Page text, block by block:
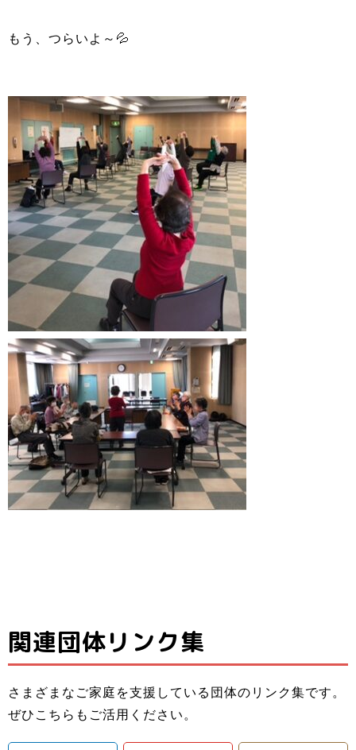
もう、つらいよ～💦
関連団体リンク集
さまざまなご家庭を支援している団体のリンク集です。
ぜひこちらもご活用ください。
子どもたちと親
＆子どもたちの
成長を支える無
子ども料理教室
でお母さんのお
ようになろう！
体験型子ども食
フェランチ（軽
ひとり親家庭、
子ども食堂＆プ
ロの先生による
ダンスレッス